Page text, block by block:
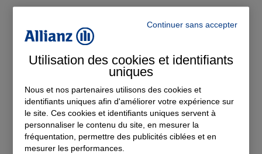
Continuer sans accepter
Utilisation des cookies et identifiants
uniques
Nous et nos partenaires utilisons des cookies et
identifiants uniques afin d'améliorer votre expérience sur
le site. Ces cookies et identifiants uniques servent à
personnaliser le contenu du site, en mesurer la
fréquentation, permettre des publicités ciblées et en
mesurer les performances.